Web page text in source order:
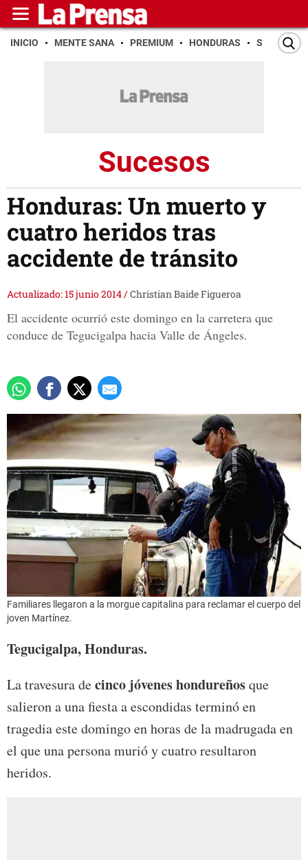
INICIO MENTE SANA PREMIUM HONDURAS SAN PEDRO
Sucesos
Honduras: Un muerto y
cuatro heridos tras
accidente de tránsito
Actualizado: 15 junio 2014/Christian Baide Figueroa
El accidente ocurrió este domingo en la carretera que
conduce de Tegucigalpa hacia Valle de Ángeles.
Familiares llegaron a la morgue capitalina para reclamar el cuerpo del
joven Martínez.
Tegucigalpa, Honduras.
La travesura decinco jóvenes hondureñosque
salieron a una fiesta a escondidas terminó en
tragedia este domingo en horas de la madrugada en
el que una persona murió y cuatro resultaron
heridos.